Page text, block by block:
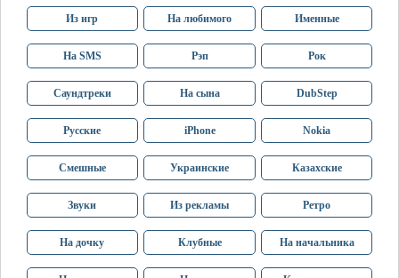
Из игр На любимого Именные
На SMS Рэп Рок
Саундтреки На сына DubStep
Русские iPhone Nokia
Смешные Украинские Казахские
Звуки Из рекламы Ретро
На дочку Клубные На начальника